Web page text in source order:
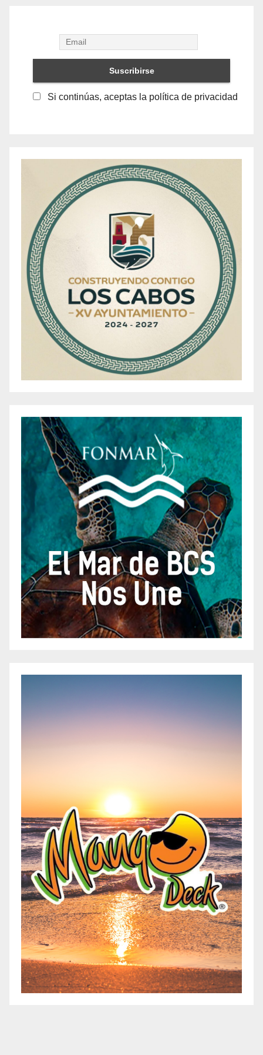
Si continúas, aceptas la política de privacidad